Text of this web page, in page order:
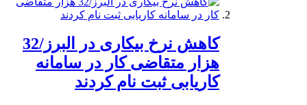
کاهش نرخ بیکاری در البرز/32
هزار متقاضی کار در سامانه
کاریابی ثبت نام کردند